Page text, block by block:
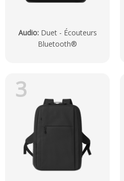
Audio: Duet - Écouteurs
Bluetooth®
3